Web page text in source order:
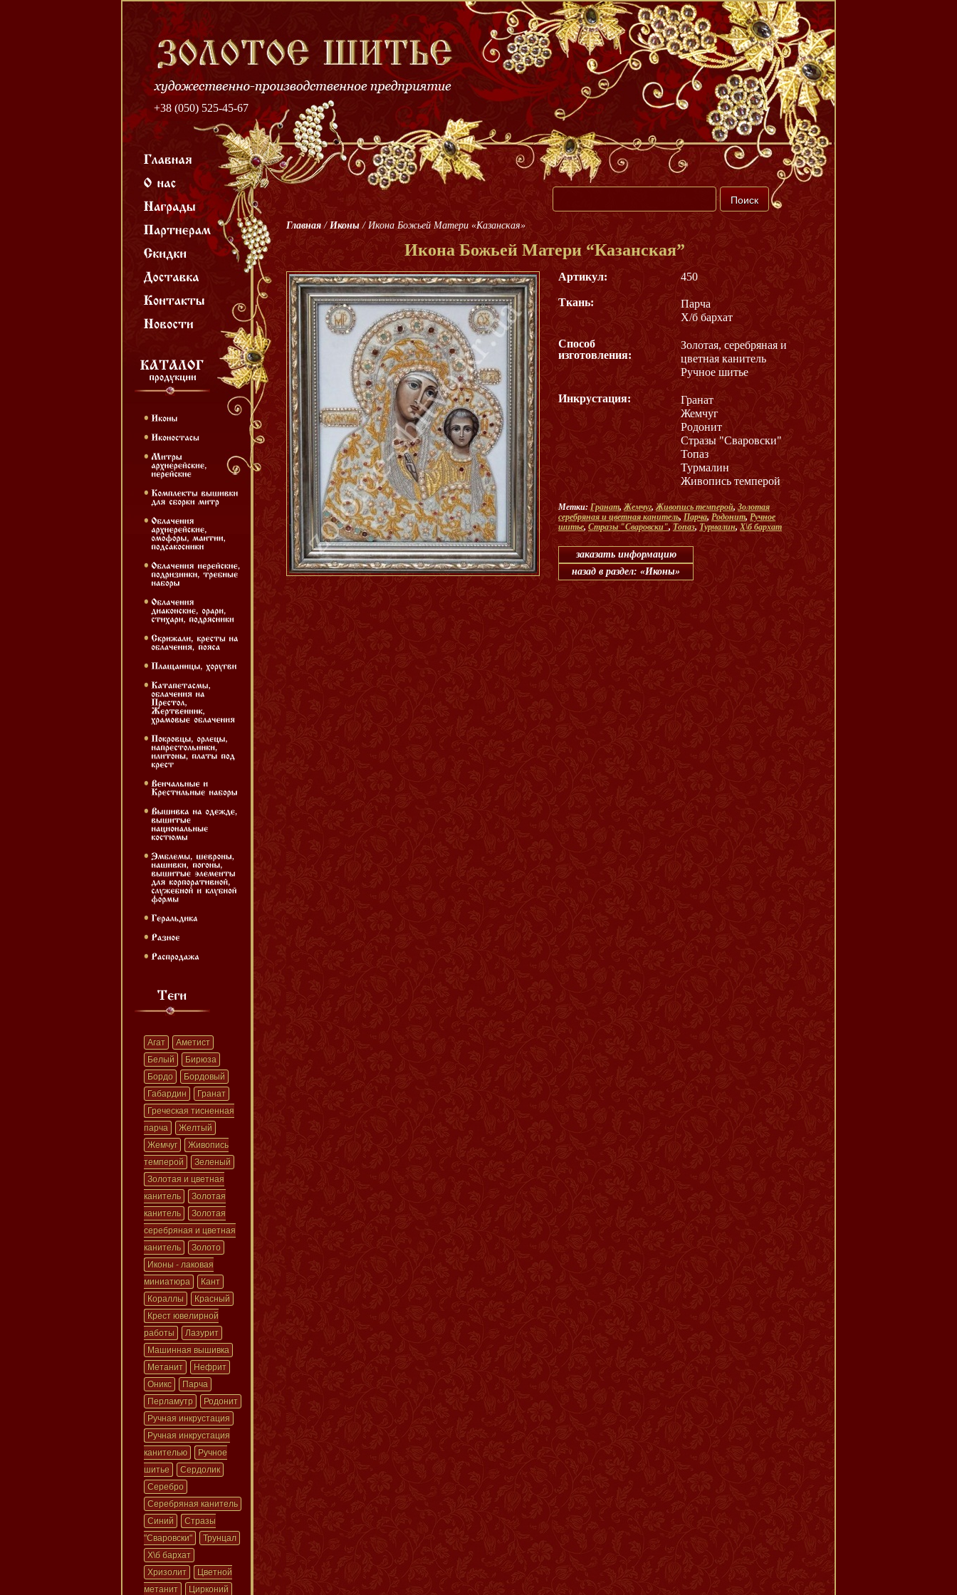
+38 (050) 525-45-67
Агат
Аметист
Белый
Бирюза
Бордо
Бордовый
Габардин
Гранат
Греческая тисненная
парча
Желтый
Жемчуг
Живопись
темперой
Зеленый
Золотая и цветная
канитель
Золотая
канитель
Золотая
серебряная и цветная
канитель
Золото
Иконы - лаковая
миниатюра
Кант
Кораллы
Красный
Крест ювелирной
работы
Лазурит
Машинная вышивка
Метанит
Нефрит
Оникс
Парча
Перламутр
Родонит
Ручная инкрустация
Ручная инкрустация
канителью
Ручное
шитье
Сердолик
Серебро
Серебряная канитель
Синий
Стразы
"Сваровски"
Трунцал
Х\б бархат
Хризолит
Цветной
метанит
Цирконий
Главная / Иконы / Икона Божьей Матери «Казанская»
Икона Божьей Матери “Казанская”
Артикул: 450
Ткань:
Парча
Х/б бархат
Способ
изготовления:
Золотая, серебряная и
цветная канитель
Ручное шитье
Инкрустация:
Гранат
Жемчуг
Родонит
Стразы "Сваровски"
Топаз
Турмалин
Живопись темперой
Метки:Гранат,Жемчуг,Живопись темперой, Золотая
серебряная и цветная канитель, Парча, Родонит, Ручное
шитье, Стразы "Сваровски", Топаз, Турмалин, Х\б бархат
заказать информацию
назад в раздел: «Иконы»